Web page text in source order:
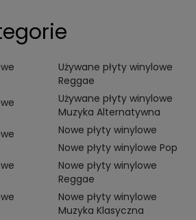
Używane płyty winylowe
Reggae
Używane płyty winylowe
Muzyka Alternatywna
Nowe płyty winylowe
Nowe płyty winylowe Pop
Nowe płyty winylowe
Reggae
Nowe płyty winylowe
Muzyka Klasyczna